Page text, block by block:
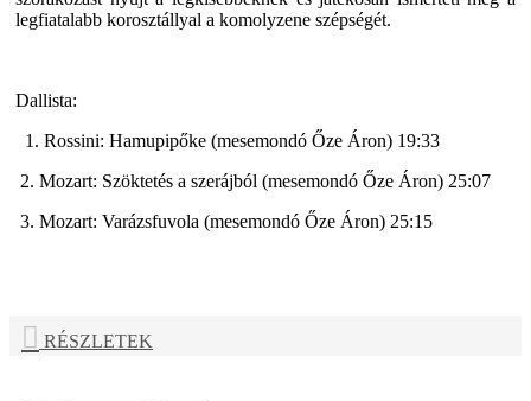
legfiatalabb korosztállyal a komolyzene szépségét.
Dallista:
1. Rossini: Hamupipőke (mesemondó Őze Áron) 19:33
2. Mozart: Szöktetés a szerájból (mesemondó Őze Áron) 25:07
3. Mozart: Varázsfuvola (mesemondó Őze Áron) 25:15
RÉSZLETEK